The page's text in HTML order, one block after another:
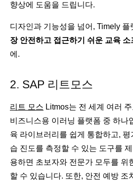
향상에 도움을 드립니다.
디자인과 기능성을 넘어, Timely
장 안전하고 접근하기 쉬운 교육 소
에.
2. SAP 리트모스
리트 모스 Litmos는 전 세계 여러
비즈니스용 이러닝 플랫폼 중 하나
육 라이브러리를 쉽게 통합하고,
습 진도를 측정할 수 있는 도구를
용하면 초보자와 전문가 모두를 위
할 수 있습니다. 또한, 안전 예방 조